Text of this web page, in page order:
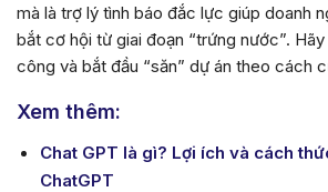
mà là trợ lý tình báo đắc lực giúp doanh
bắt cơ hội từ giai đoạn “trứng nước”.
công và bắt đầu “săn” dự án theo cách
Xem thêm:
Chat GPT là gì? Lợi ích và cách
ChatGPT